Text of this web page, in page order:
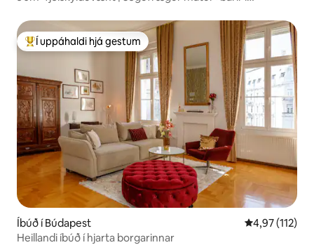
Í mestu uppáhaldi hjá gestum
Í uppáhaldi hjá gestum
Íbúð í Búdapest 4,97 af 5 í
4,97 (112)
Heillandi íbúð í hjarta borgarinnar